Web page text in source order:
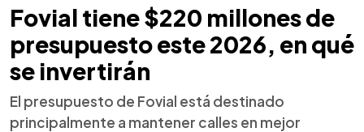
Fovial tiene $220 millones de
presupuesto este 2026, en qué
se invertirán
El presupuesto de Fovial está destinado
principalmente a mantener calles en mejor